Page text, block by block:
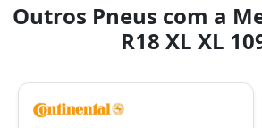
Outros Pneus com a
R18 XL XL